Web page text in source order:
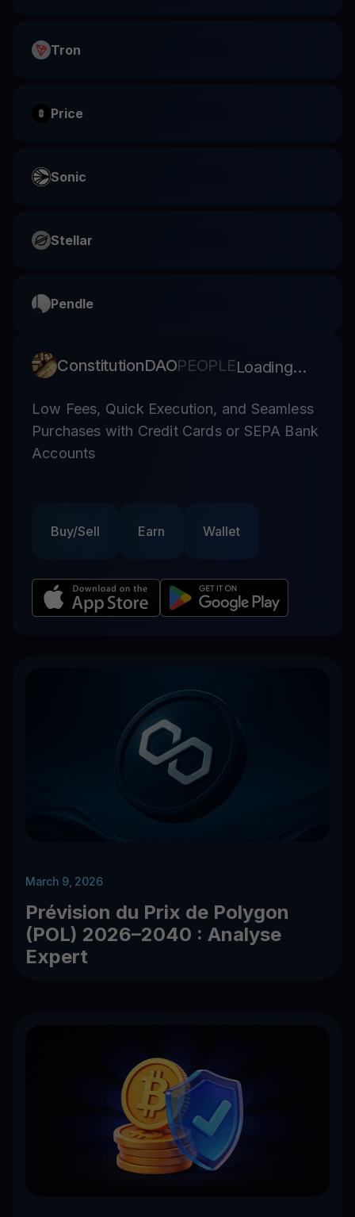
Tron
Price
Sonic
Stellar
Pendle
ConstitutionDAOPEOPLELoading...
Low Fees, Quick Execution, and Seamless
Purchases with Credit Cards or SEPA Bank
Accounts
Buy/Sell Earn Wallet
March 9, 2026
Prévision du Prix de Polygon
(POL) 2026–2040 : Analyse
Expert